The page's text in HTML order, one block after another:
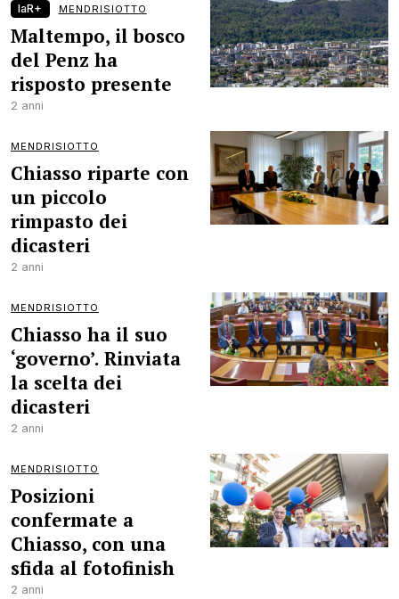
laR+ MENDRISIOTTO
Maltempo, il bosco
del Penz ha
risposto presente
2 anni
MENDRISIOTTO
Chiasso riparte con
un piccolo
rimpasto dei
dicasteri
2 anni
MENDRISIOTTO
Chiasso ha il suo
‘governo’. Rinviata
la scelta dei
dicasteri
2 anni
MENDRISIOTTO
Posizioni
confermate a
Chiasso, con una
sfida al fotofinish
2 anni